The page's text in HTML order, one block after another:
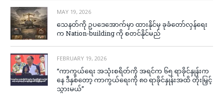
MAY 19, 2026
သေနတ်ကို ဥပဒေအောက်မှာ ထားနိုင်မှ ခုခံတော်လှန်ရေး
က Nation-building ကို စတင်နိုင်မည်
FEBRUARY 19, 2026
“ကာကွယ်ရေး အသုံးစရိတ်ကို အရင်က ၆၅ ရာခိုင်နှုန်းက
နေ ဒီနှစ်တော့ ကာကွယ်ရေးကို ၈၀ ရာခိုင်နှုန်းအထိ တိုးမြှင့်
သွားမယ်”